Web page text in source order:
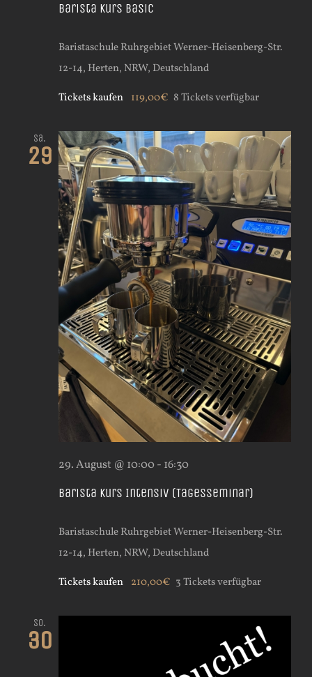
Barista Kurs Basic
Baristaschule RuhrgebietWerner-Heisenberg-Str.
12-14, Herten, NRW, Deutschland
Tickets kaufen 119,00€ 8 Tickets verfügbar
Sa.
29
Barista Kurs Intensiv (Tagesseminar)
29. August @ 10:00- 16:30
Baristaschule RuhrgebietWerner-Heisenberg-Str.
12-14, Herten, NRW, Deutschland
Tickets kaufen 210,00€ 3 Tickets verfügbar
So.
30